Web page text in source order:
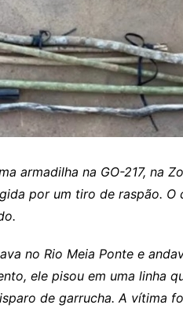
armadilha na GO-217, na
por um tiro de raspão. O
no Rio Meia Ponte e
ele pisou em uma linha
de garrucha. A vítima